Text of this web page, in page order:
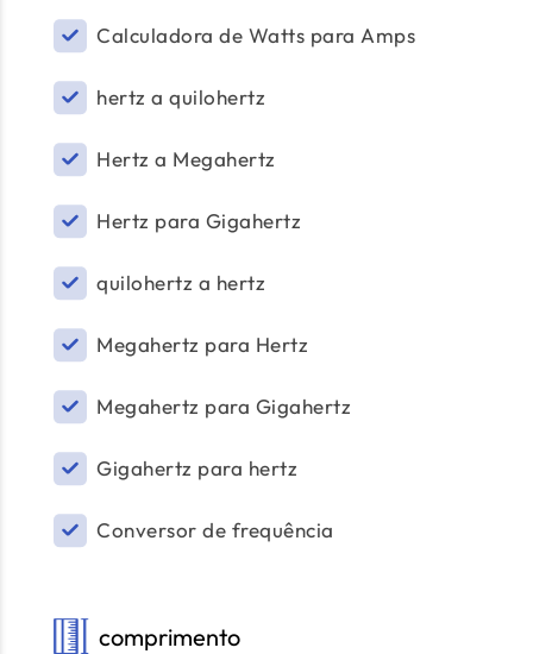
Calculadora de Watts para Amps
hertz a quilohertz
Hertz a Megahertz
Hertz para Gigahertz
quilohertz a hertz
Megahertz para Hertz
Megahertz para Gigahertz
Gigahertz para hertz
Conversor de frequência
comprimento